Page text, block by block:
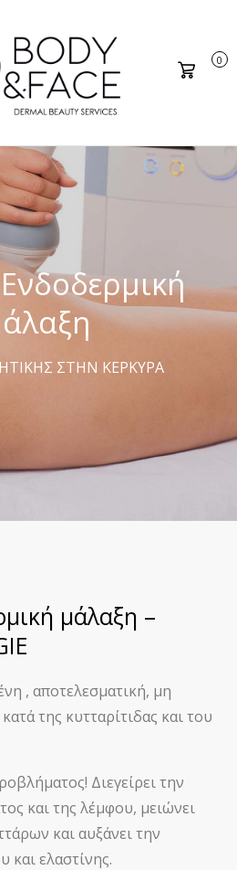
Καλάθι
0
ΣΤΗΝ ΚΕΡΚΥΡΑ
μάλαξη –
, αποτελεσματική, μη
της κυτταρίτιδας και του
Διεγείρει την
και της λέμφου, μειώνει
και αυξάνει την
ελαστίνης.